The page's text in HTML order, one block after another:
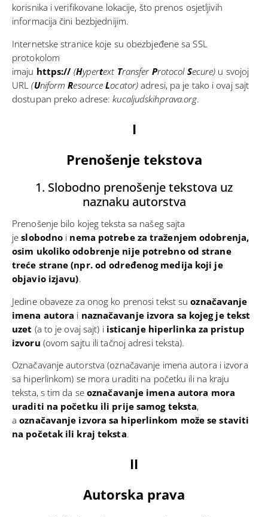
korisnika i verifikovane lokacije, što prenos osjetljivih
informacija čini bezbjednijim.
Internetske stranice koje su obezbjeđene sa SSL
protokolom
imaju https:// (Hypertext Transfer Protocol Secure) u svojoj
URL(UniformResourceLocator) adresi, pa je tako i ovaj sajt
dostupan preko adrese:kucaljudskihprava.org.
I
Prenošenje tekstova
1. Slobodno prenošenje tekstova uz
naznaku autorstva
Prenošenje bilo kojeg teksta sa našeg sajta
jeslobodno i nema potrebe za traženjem odobrenja,
osim ukoliko odobrenje nije potrebno od strane
treće strane (npr. od određenog medija koji je
objavio izjavu).
Jedine obaveze za onog ko prenosi tekst suoznačavanje
imena autora i naznačavanje izvora sa kojeg je tekst
uzet (a to je ovaj sajt) i isticanje hiperlinka za pristup
izvoru (ovom sajtu ili tačnoj adresi teksta).
Označavanje autorstva (označavanje imena autora i izvora
sa hiperlinkom) se mora uraditi na početku ili na kraju
teksta, s tim da se označavanje imena autora mora
uraditi na početku ili prije samog teksta,
aoznačavanje izvora sa hiperlinkom može se staviti
na početak ili kraj teksta.
II
Autorska prava